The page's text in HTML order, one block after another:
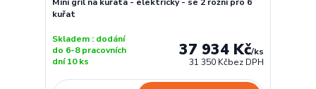
kuřat
37 934 Kč/ks
31 350 Kčbez DPH
Skladem : dodání
do 6-8 pracovních
dní 10 ks